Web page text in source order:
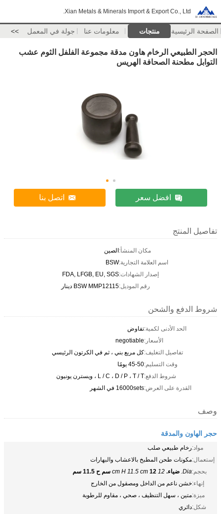
Xian Metals & Minerals Import & Export Co., Ltd.
الصفحة الرئيسية منتجات معلومات عنا جولة في المعمل >>
الحجر الطبيعي الرخام هاون مدقة مجموعة الفلفل الثوم عشب
التوابل مطحنة الصحافة الهريس
افضل سعر اتصل بنا
تفاصيل المنتج
مكان المنشأ:الصين
اسم العلامة التجارية:BSW
إصدار الشهادات:FDA, LFGB, EU, SGS
رقم الموديل:BSW MMP12115 دينار
شروط الدفع والشحن
الحد الأدنى لكمية:تفاوض
الأسعار:negotiable
تفاصيل التغليف:كل مربع بني ، ثم في الكرتون الرئيسي
وقت التسليم:45-50 يومًا
شروط الدفع:L / C ، D / P ، T / T ، ويسترن يونيون
القدرة على العرض:16000sets في الشهر
وصف
حجر الهاون والمدقة
مواد:رخام طبيعي صلب
إستعمال:مكونات طحن المطبخ بالاعشاب والبهارات
بحجم:Dia. ضياء. 12 cm H 11.5 cm 12 سم ح 11.5 سم
إنهاء:خشن ناعم من الداخل ومصقول من الخارج
ميزة:متين ، سهل التنظيف ، صحي ، مقاوم للرطوبة
شكل:دائري